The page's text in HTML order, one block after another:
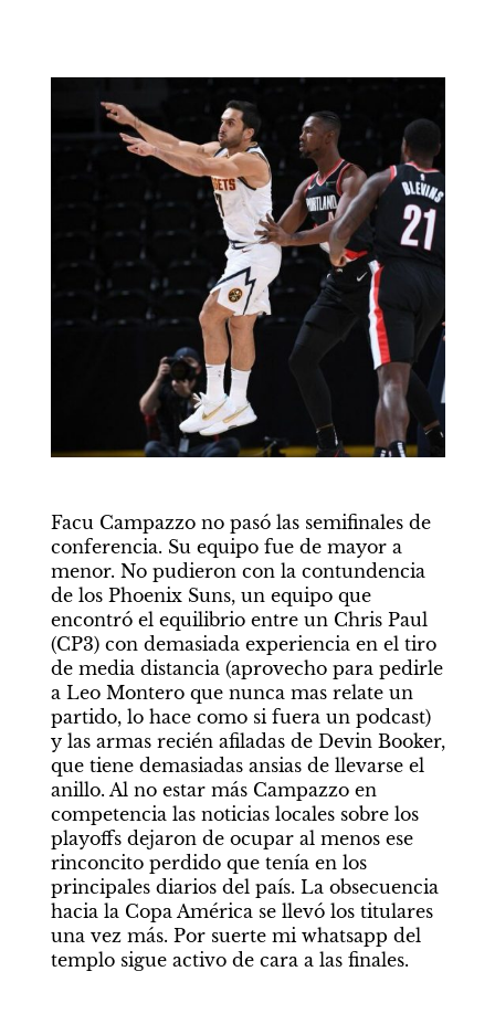
Facu Campazzo no pasó las semifinales de
conferencia. Su equipo fue de mayor a
menor. No pudieron con la contundencia
de los Phoenix Suns, un equipo que
encontró el equilibrio entre un Chris Paul
(CP3) con demasiada experiencia en el tiro
de media distancia (aprovecho para pedirle
a Leo Montero que nunca mas relate un
partido, lo hace como si fuera un podcast)
y las armas recién afiladas de Devin Booker,
que tiene demasiadas ansias de llevarse el
anillo. Al no estar más Campazzo en
competencia las noticias locales sobre los
playoffs dejaron de ocupar al menos ese
rinconcito perdido que tenía en los
principales diarios del país. La obsecuencia
hacia la Copa América se llevó los titulares
una vez más. Por suerte mi whatsapp del
templo sigue activo de cara a las finales.